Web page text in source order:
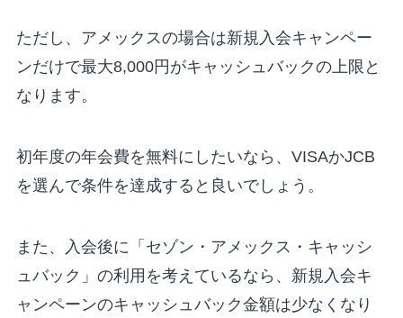
ただし、アメックスの場合は新規入会キャンペー
ンだけで最大8,000円がキャッシュバックの上限と
なります。
初年度の年会費を無料にしたいなら、VISAかJCB
を選んで条件を達成すると良いでしょう。
また、入会後に「セゾン・アメックス・キャッシ
ュバック」の利用を考えているなら、新規入会キ
ャンペーンのキャッシュバック金額は少なくなり